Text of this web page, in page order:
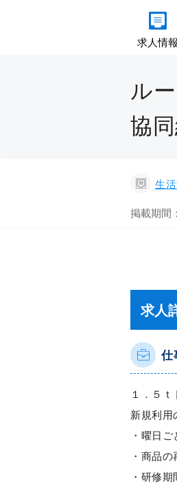
求人情報
ル
協
生
掲載期間
求人
仕
１．５
新規利用
・曜日
・商品
・研修